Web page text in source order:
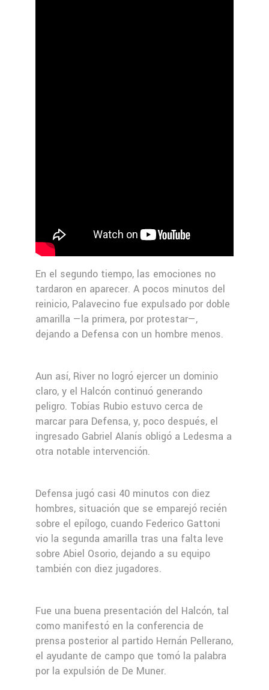
En el segundo tiempo, las emociones no
tardaron en aparecer. A pocos minutos del
reinicio, Palavecino fue expulsado por doble
amarilla —la primera, por protestar—,
dejando a Defensa con un hombre menos.
Aun así, River no logró ejercer un dominio
claro, y el Halcón continuó generando
peligro. Tobías Rubio estuvo cerca de
marcar para Defensa, y, poco después, el
ingresado Gabriel Alanís obligó a Ledesma a
otra notable intervención.
Defensa jugó casi 40 minutos con diez
hombres, situación que se emparejó recién
sobre el epílogo, cuando Federico Gattoni
vio la segunda amarilla tras una falta leve
sobre Abiel Osorio, dejando a su equipo
también con diez jugadores.
Fue una buena presentación del Halcón, tal
como manifestó en la conferencia de
prensa posterior al partido Hernán Pellerano,
el ayudante de campo que tomó la palabra
por la expulsión de De Muner.